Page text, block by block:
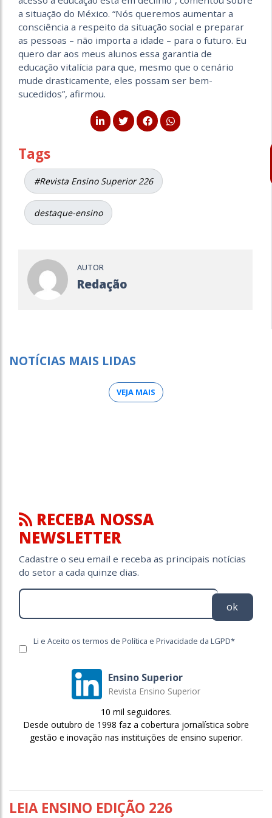
a situação do México. “Nós queremos aumentar a
consciência a respeito da situação social e preparar
as pessoas – não importa a idade – para o futuro. Eu
quero dar aos meus alunos essa garantia de
educação vitalícia para que, mesmo que o cenário
mude drasticamente, eles possam ser bem-
sucedidos”, afirmou.
Tags
#Revista Ensino Superior 226
destaque-ensino
AUTOR
Redação
NOTÍCIAS MAIS LIDAS
VEJA MAIS
RECEBA NOSSA
NEWSLETTER
Cadastre o seu email e receba as principais notícias
do setor a cada quinze dias.
ok
Li e Aceito os termos de Política e Privacidade da LGPD*
Ensino Superior
Revista Ensino Superior
10 mil seguidores.
Desde outubro de 1998 faz a cobertura jornalística sobre
gestão e inovação nas instituições de ensino superior.
LEIA ENSINO EDIÇÃO 226